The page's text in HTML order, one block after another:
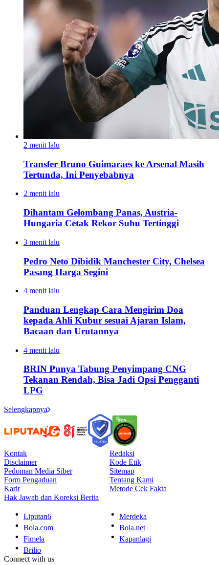
2 menit lalu
Transfer Bruno Guimaraes ke Arsenal Masih
Tertunda, Ini Penyebabnya
2 menit lalu
Dihantam Gelombang Panas, Austria-
Hungaria Cetak Rekor Suhu Tertinggi
3 menit lalu
Pedro Neto Dibidik Manchester City, Chelsea
Pasang Harga Segini
4 menit lalu
Panduan Lengkap Cara Mengirim Doa
kepada Ahli Kubur sesuai Ajaran Islam,
Bacaan dan Urutannya
4 menit lalu
BRIN Punya Tabung Penyimpang CNG
Tekanan Rendah, Bisa Jadi Opsi Pengganti
LPG
Selengkapnya
Kontak
Redaksi
Disclaimer
Kode Etik
Pedoman Media Siber
Sitemap
Form Pengaduan
Tentang Kami
Karir
Metode Cek Fakta
Hak Jawab dan Koreksi Berita
Liputan6
Merdeka
Bola.com
Bola.net
Fimela
Kapanlagi
Brilio
Connect with us